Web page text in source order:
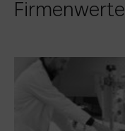
Firmenwerte